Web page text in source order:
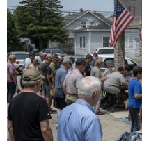
hợp thị phần kết hợp
đến 50% trên thị
thông báo cho cơ
thực hiện, doanh
kinh tế sẽ bị phạt
trong năm tài chính
vi vi phạm. Nếu vượt